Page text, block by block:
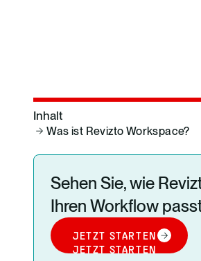
Inhalt
Was ist Revizto Workspace?
Sehen Sie, wie
Ihren Workflow
JETZT STARTEN
JETZT STARTEN